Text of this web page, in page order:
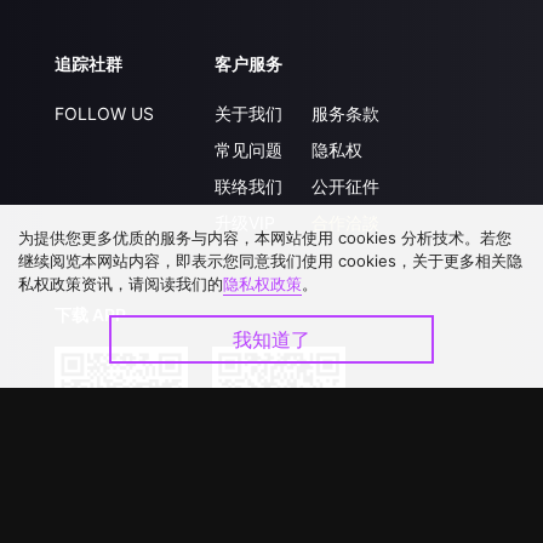
追踪社群
FOLLOW US
客户服务
关于我们
常见问题
联络我们
服务条款
隐私权
公开征件
下载 APP
为提供您更多优质的服务与内容，本网站使用 cookies 分析技术。若您
继续阅览本网站内容，即表示您同意我们使用 cookies，关于更多相关隐
私权政策资讯，请阅读我们的隐私权政策。
我知道了